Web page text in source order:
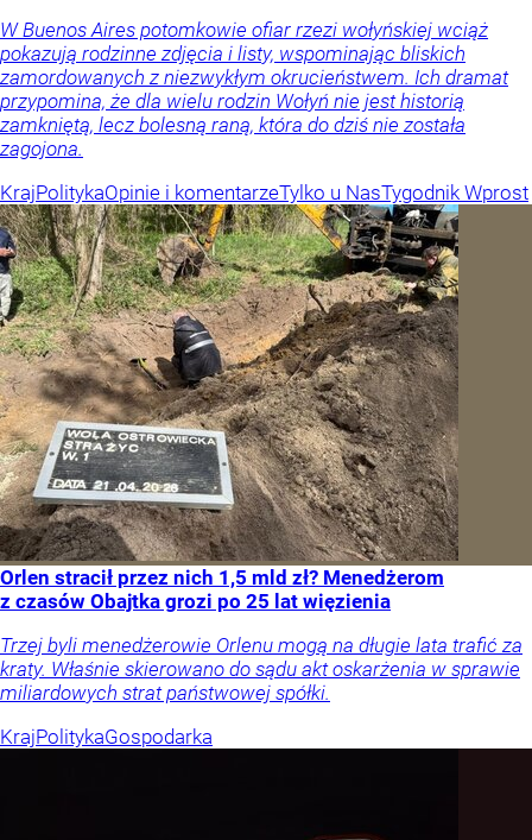
W Buenos Aires potomkowie ofiar rzezi wołyńskiej wciąż
pokazują rodzinne zdjęcia i listy, wspominając bliskich
zamordowanych z niezwykłym okrucieństwem. Ich dramat
przypomina, że dla wielu rodzin Wołyń nie jest historią
zamkniętą, lecz bolesną raną, która do dziś nie została
zagojona.
KrajPolitykaOpinie i komentarzeTylko u NasTygodnik Wprost
Orlen stracił przez nich 1,5 mld zł? Menedżerom
z czasów Obajtka grozi po 25 lat więzienia
Trzej byli menedżerowie Orlenu mogą na długie lata trafić za
kraty. Właśnie skierowano do sądu akt oskarżenia w sprawie
miliardowych strat państwowej spółki.
KrajPolitykaGospodarka